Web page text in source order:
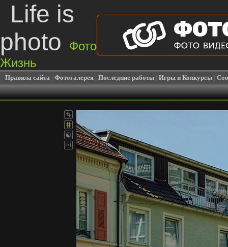
Life is
photo
Фото
Жизнь
Правила сайта | Фотогалерея | Последние работы | Игры и Конкурсы |